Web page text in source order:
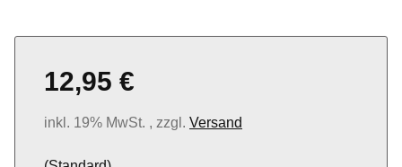
12,95 €
inkl. 19% MwSt. , zzgl. Versand